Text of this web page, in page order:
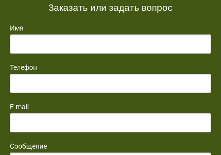
Заказать или задать вопрос
Имя
Телефон
E-mail
Сообщение